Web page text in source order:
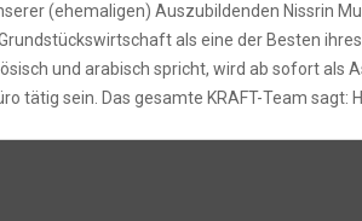
(ehemaligen) Auszubildenden Nissrin
als eine der Besten
und arabisch spricht, wird ab sofort als
tätig sein. Das gesamte KRAFT-Team sagt: